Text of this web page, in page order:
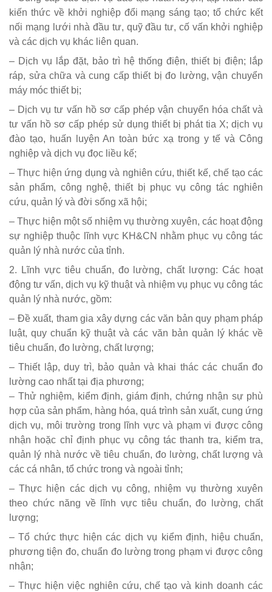
kiến thức về khởi nghiệp đổi mạng sáng tạo; tổ chức kết
nối mạng lưới nhà đầu tư, quỹ đầu tư, cố vấn khởi nghiệp
và các dịch vụ khác liên quan.
– Dịch vụ lắp đặt, bảo trì hệ thống điện, thiết bị điện; lắp
ráp, sửa chữa và cung cấp thiết bị đo lường, vận chuyển
máy móc thiết bị;
– Dịch vụ tư vấn hồ sơ cấp phép vận chuyển hóa chất và
tư vấn hồ sơ cấp phép sử dụng thiết bị phát tia X; dịch vụ
đào tạo, huấn luyện An toàn bức xạ trong y tế và Công
nghiệp và dịch vụ đọc liều kế;
– Thực hiện ứng dụng và nghiên cứu, thiết kế, chế tạo các
sản phẩm, công nghệ, thiết bị phục vụ công tác nghiên
cứu, quản lý và đời sống xã hội;
– Thực hiện một số nhiệm vụ thường xuyên, các hoạt động
sự nghiệp thuộc lĩnh vực KH&CN nhằm phục vụ công tác
quản lý nhà nước của tỉnh.
2. Lĩnh vực tiêu chuẩn, đo lường, chất lượng: Các hoạt
động tư vấn, dịch vụ kỹ thuật và nhiệm vụ phục vụ công tác
quản lý nhà nước, gồm:
– Đề xuất, tham gia xây dựng các văn bản quy phạm pháp
luật, quy chuẩn kỹ thuật và các văn bản quản lý khác về
tiêu chuẩn, đo lường, chất lượng;
– Thiết lập, duy trì, bảo quản và khai thác các chuẩn đo
lường cao nhất tại địa phương;
– Thử nghiệm, kiểm định, giám định, chứng nhận sự phù
hợp của sản phẩm, hàng hóa, quá trình sản xuất, cung ứng
dịch vụ, môi trường trong lĩnh vực và phạm vi được công
nhận hoặc chỉ định phục vụ công tác thanh tra, kiểm tra,
quản lý nhà nước về tiêu chuẩn, đo lường, chất lượng và
các cá nhân, tổ chức trong và ngoài tỉnh;
– Thực hiện các dịch vụ công, nhiệm vụ thường xuyên
theo chức năng về lĩnh vực tiêu chuẩn, đo lường, chất
lượng;
– Tổ chức thực hiện các dịch vụ kiểm định, hiệu chuẩn,
phương tiện đo, chuẩn đo lường trong phạm vi được công
nhận;
– Thực hiện việc nghiên cứu, chế tạo và kinh doanh các